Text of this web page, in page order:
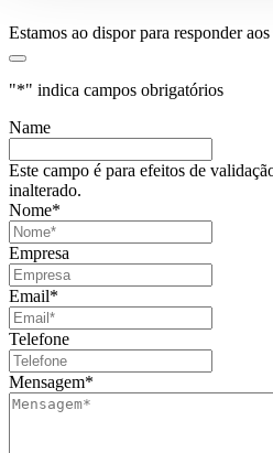
Estamos ao dispor para responder
"*" indica campos obrigatórios
Name
Este campo é para efeitos de
inalterado.
Nome*
Empresa
Email*
Telefone
Mensagem*